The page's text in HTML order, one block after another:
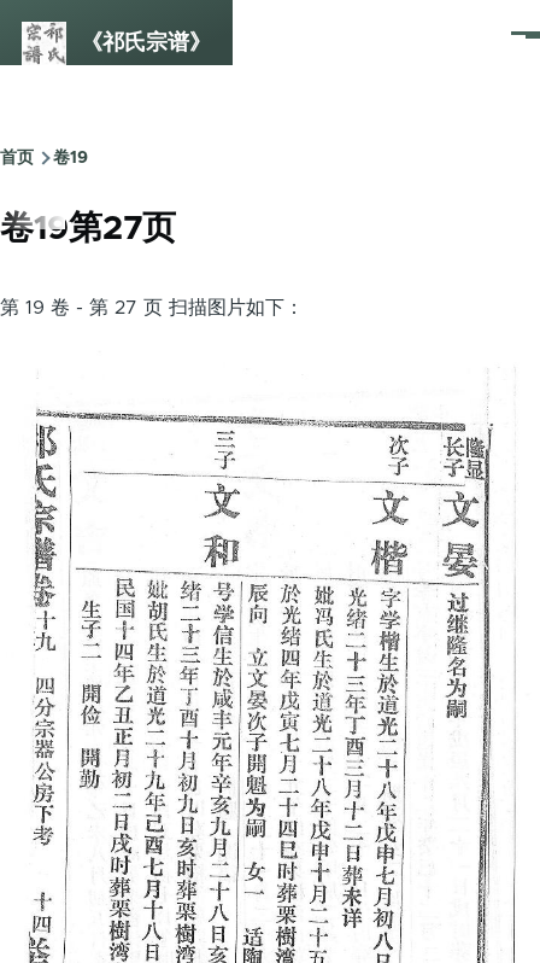
《祁氏宗谱》
菜
面
包
屑
首页 卷19
卷19第27页
第 19 卷 - 第 27 页 扫描图片如下：